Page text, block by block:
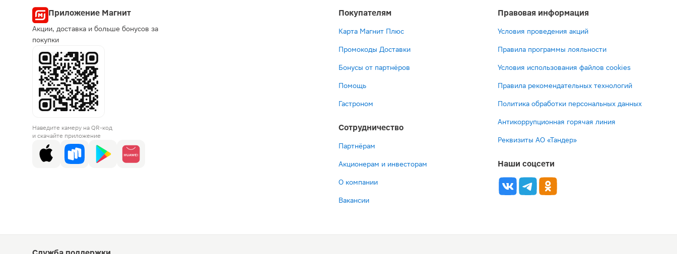
Приложение Магнит
Акции, доставка и больше бонусов за
покупки
Наведите камеру на QR-код
и скачайте приложение
Покупателям
Карта Магнит Плюс
Промокоды Доставки
Бонусы от партнёров
Помощь
Гастроном
Сотрудничество
Партнёрам
Акционерам и инвесторам
О компании
Вакансии
Правовая информация
Условия проведения акций
Правила программы лояльности
Условия использования файлов cookies
Правила рекомендательных технологий
Политика обработки персональных данных
Антикоррупционная горячая линия
Реквизиты АО «Тандер»
Наши соцсети